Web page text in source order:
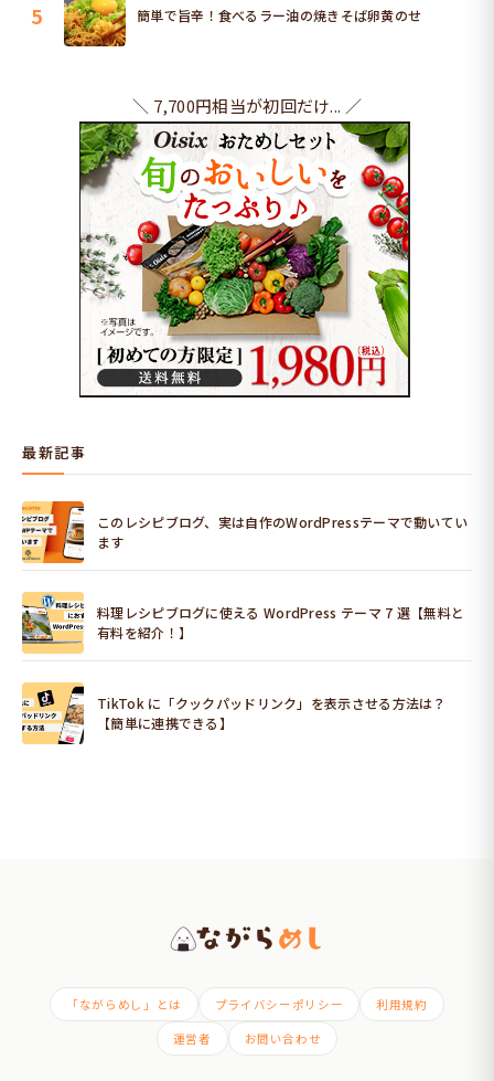
5 簡単で旨辛！食べるラー油の焼きそば卵黄のせ
＼ 7,700円相当が初回だけ... ／
最新記事
このレシピブログ、実は自作のWordPressテーマで動いてい
ます
料理レシピブログに使える WordPress テーマ 7 選【無料と
有料を紹介！】
TikTok に「クックパッドリンク」を表示させる方法は？
【簡単に連携できる】
「ながらめし」とは プライバシーポリシー 利用規約
運営者 お問い合わせ